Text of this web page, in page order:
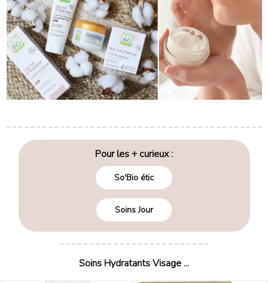
Pour les + curieux :
So'Bio étic
Soins Jour
Soins Hydratants Visage ...